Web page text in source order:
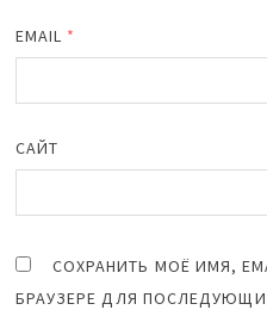
EMAIL *
САЙТ
СОХРАНИТЬ МОЁ ИМЯ,
БРАУЗЕРЕ ДЛЯ